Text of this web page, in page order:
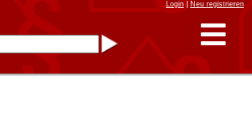
Login| Neu registrieren